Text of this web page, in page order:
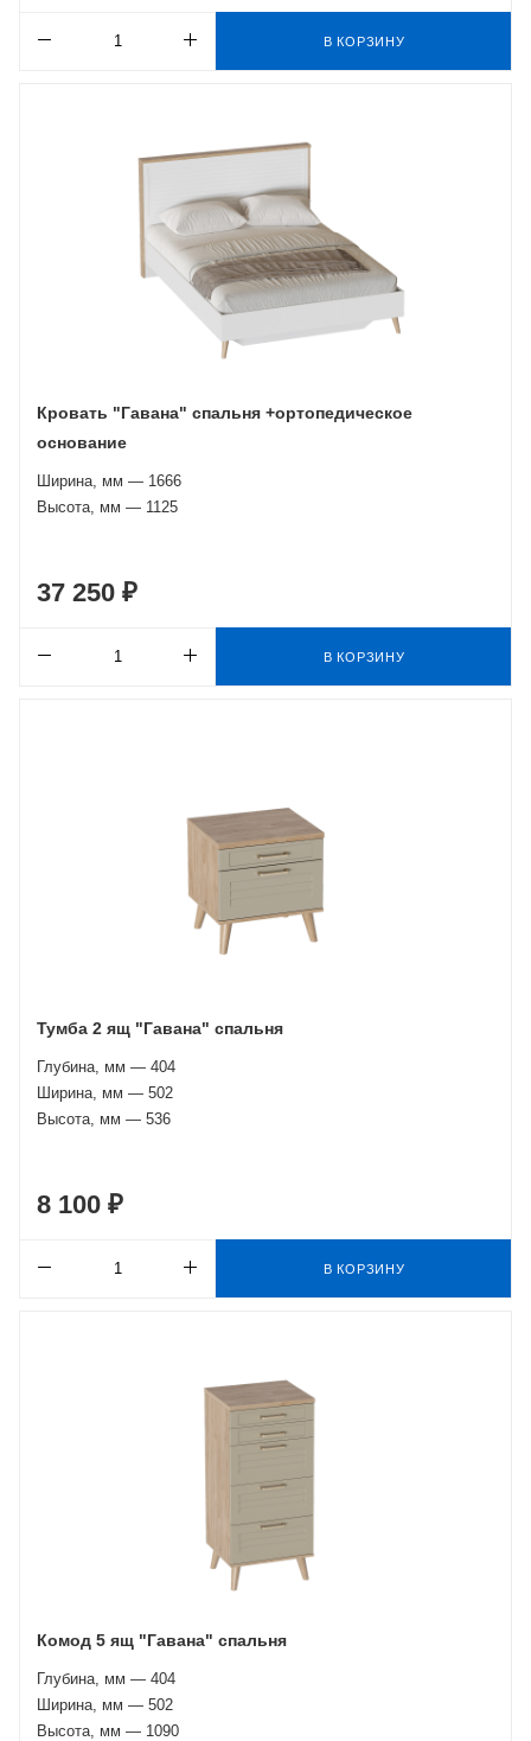
В КОРЗИНУ
Кровать "Гавана" спальня +ортопедическое
основание
Ширина, мм — 1666
Высота, мм — 1125
37 250 ₽
В КОРЗИНУ
Тумба 2 ящ "Гавана" спальня
Глубина, мм — 404
Ширина, мм — 502
Высота, мм — 536
8 100 ₽
В КОРЗИНУ
Комод 5 ящ "Гавана" спальня
Глубина, мм — 404
Ширина, мм — 502
Высота, мм — 1090